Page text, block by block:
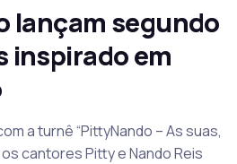
lançam segundo
inspirado em
a turnê “PittyNando – As suas,
cantores Pitty e Nando Reis